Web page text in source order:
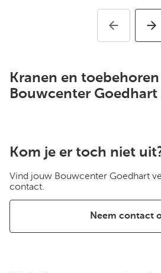
Kranen en
Bouwcenter Goedhart
Kom je er toch niet
Vind jouw Bouwcenter Goedhart
contact.
Neem contact